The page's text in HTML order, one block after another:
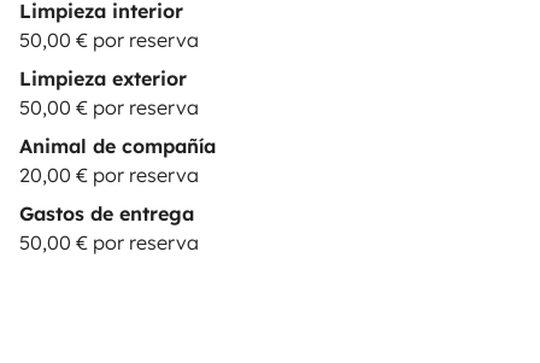
Limpieza interior
50,00 € por reserva
Limpieza exterior
50,00 € por reserva
Animal de compañía
20,00 € por reserva
Gastos de entrega
50,00 € por reserva